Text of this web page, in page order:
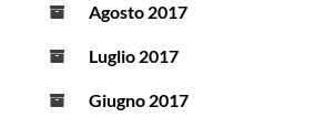
Agosto 2017
Luglio 2017
Giugno 2017